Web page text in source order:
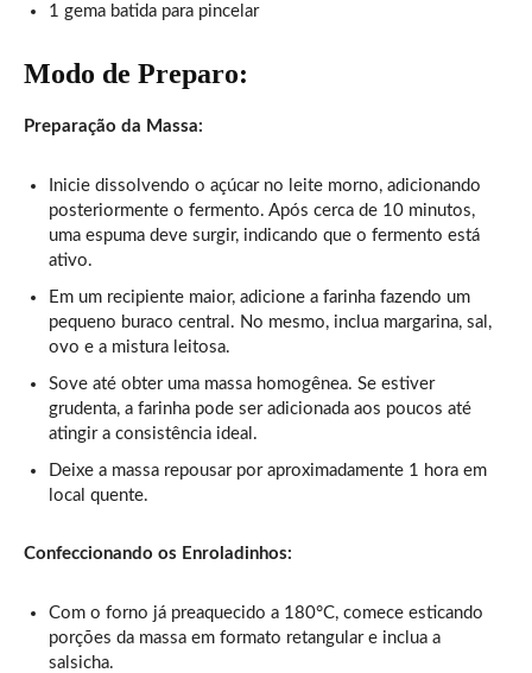
1 gema batida para pincelar
Modo de Preparo:
Preparação da Massa:
Inicie dissolvendo o açúcar no leite morno, adicionando
posteriormente o fermento. Após cerca de 10 minutos,
uma espuma deve surgir, indicando que o fermento está
ativo.
Em um recipiente maior, adicione a farinha fazendo um
pequeno buraco central. No mesmo, inclua margarina, sal,
ovo e a mistura leitosa.
Sove até obter uma massa homogênea. Se estiver
grudenta, a farinha pode ser adicionada aos poucos até
atingir a consistência ideal.
Deixe a massa repousar por aproximadamente 1 hora em
local quente.
Confeccionando os Enroladinhos:
Com o forno já preaquecido a 180°C, comece esticando
porções da massa em formato retangular e inclua a
salsicha.